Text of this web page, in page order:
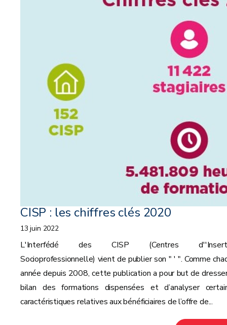
CISP : les chiffres clés 2020
13 juin 2022
L'Interfédé des CISP (Centres
Socioprofessionnelle) vient de publier son " ' ". Comme
année depuis 2008, cette publication a pour but de
bilan des formations dispensées et d’analyser
caractéristiques relatives aux bénéficiaires de l’offre de...